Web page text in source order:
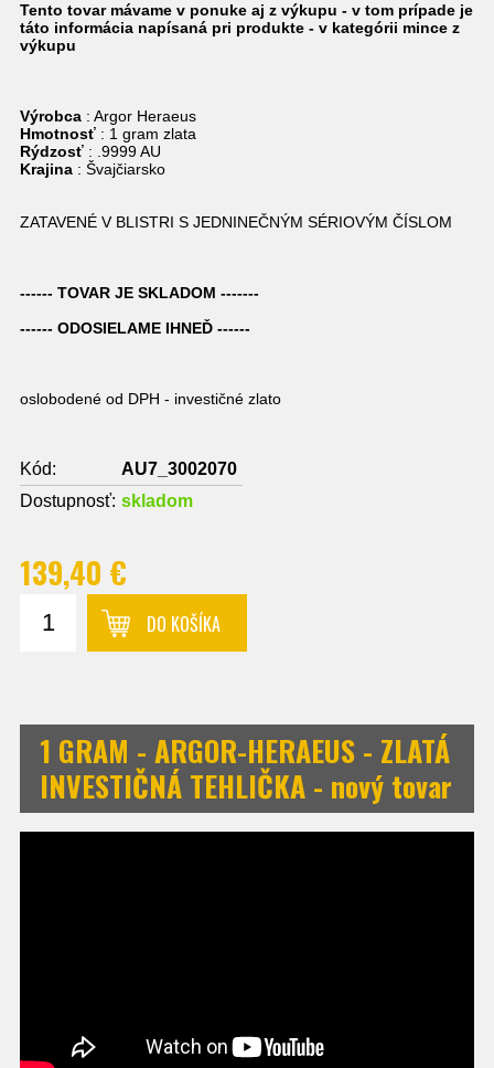
Tento tovar mávame v ponuke aj z výkupu - v tom prípade je
táto informácia napísaná pri produkte - v kategórii mince z
výkupu
Výrobca : Argor Heraeus
Hmotnosť : 1 gram zlata
Rýdzosť : .9999 AU
Krajina : Švajčiarsko
ZATAVENÉ V BLISTRI S JEDNINEČNÝM SÉRIOVÝM ČÍSLOM
------ TOVAR JE SKLADOM -------
------ ODOSIELAME IHNEĎ ------
oslobodené od DPH - investičné zlato
Kód:
AU7_3002070
Dostupnosť: skladom
139,40 €
DO KOŠÍKA
1 GRAM - ARGOR-HERAEUS - ZLATÁ
INVESTIČNÁ TEHLIČKA - nový tovar